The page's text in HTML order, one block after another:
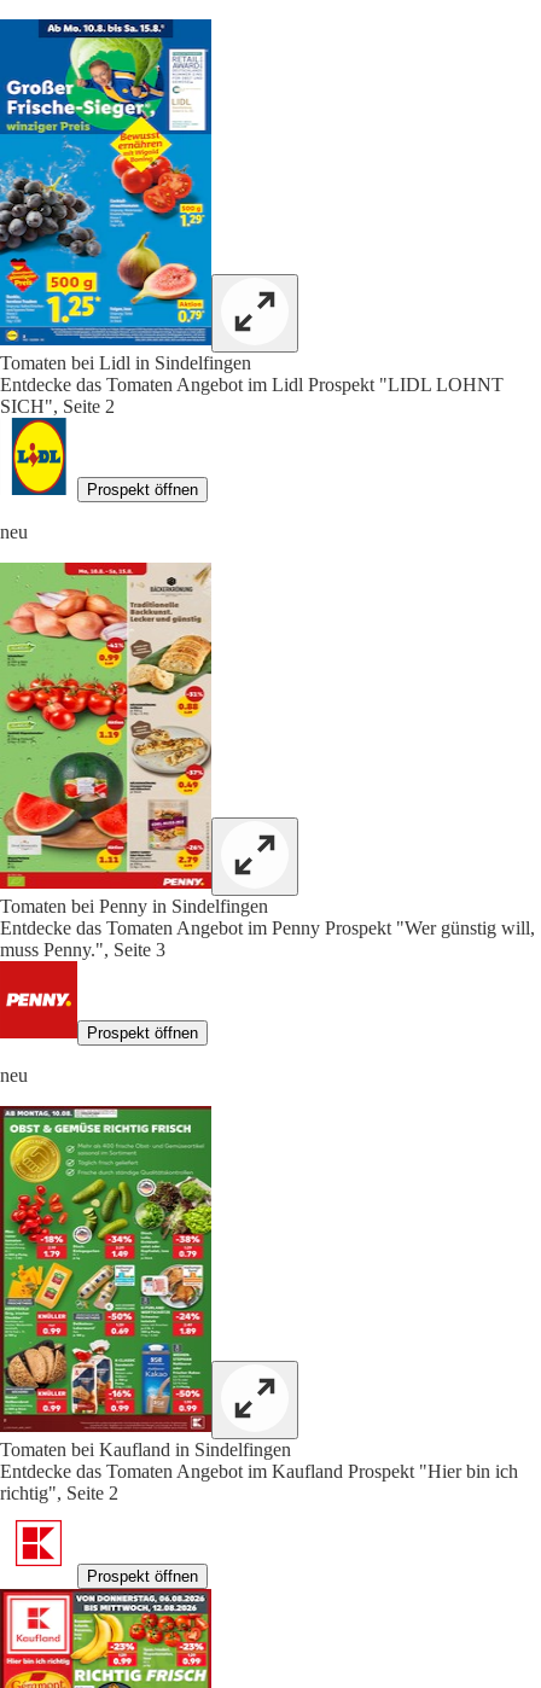
Tomaten bei Lidl in Sindelfingen
Entdecke das Tomaten Angebot im Lidl Prospekt "LIDL LOHNT
SICH", Seite 2
Prospekt öffnen
neu
Tomaten bei Penny in Sindelfingen
Entdecke das Tomaten Angebot im Penny Prospekt "Wer günstig will,
muss Penny.", Seite 3
Prospekt öffnen
neu
Tomaten bei Kaufland in Sindelfingen
Entdecke das Tomaten Angebot im Kaufland Prospekt "Hier bin ich
richtig", Seite 2
Prospekt öffnen